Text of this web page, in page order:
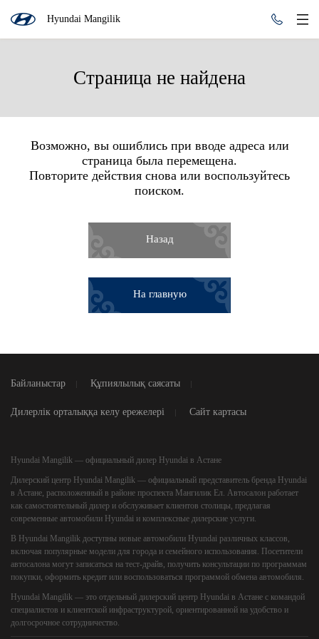
Hyundai Mangilik
Страница не найдена
Возможно, вы ошиблись при вводе адреса или
страница была перемещена.
Повторите действия снова или воспользуйтесь
поиском.
Назад
На главную
Байланыстар Құпиялылық саясаты
Дилерлік орталыққа келу ережелері Сайт картасы
Hyundai Mangilik — официальный дилер Hyundai в Астане
Дилерский центр Hyundai Mangilik — официальный представитель бренда Hyundai
в Астане, расположенный в районе проспекта Мангилик Ел. Автосалон работает
как самостоятельный дилер и обслуживает клиентов столицы, предлагая
современные автомобили Hyundai и комплексные дилерские услуги.
В Hyundai Mangilik доступны новые автомобили Hyundai различных классов,
включая популярные модели для города и семейного использования. Посетители
автосалона могут записаться на тест-драйв, получить консультации по программам
покупки, оформить кредит или воспользоваться программой обмена автомобиля.
Hyundai Mangilik — это отдельный дилерский центр Hyundai в Астане с командой
специалистов и клиентской инфраструктурой, ориентированной на удобство и
долгосрочное сотрудничество.